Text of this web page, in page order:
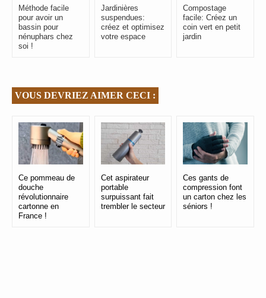
Méthode facile
pour avoir un
bassin pour
nénuphars chez
soi !
Jardinières
suspendues:
créez et optimisez
votre espace
Compostage
facile: Créez un
coin vert en petit
jardin
VOUS DEVRIEZ AIMER CECI :
Ce pommeau de
douche
révolutionnaire
cartonne en
France !
Cet aspirateur
portable
surpuissant fait
trembler le secteur
Ces gants de
compression font
un carton chez les
séniors !